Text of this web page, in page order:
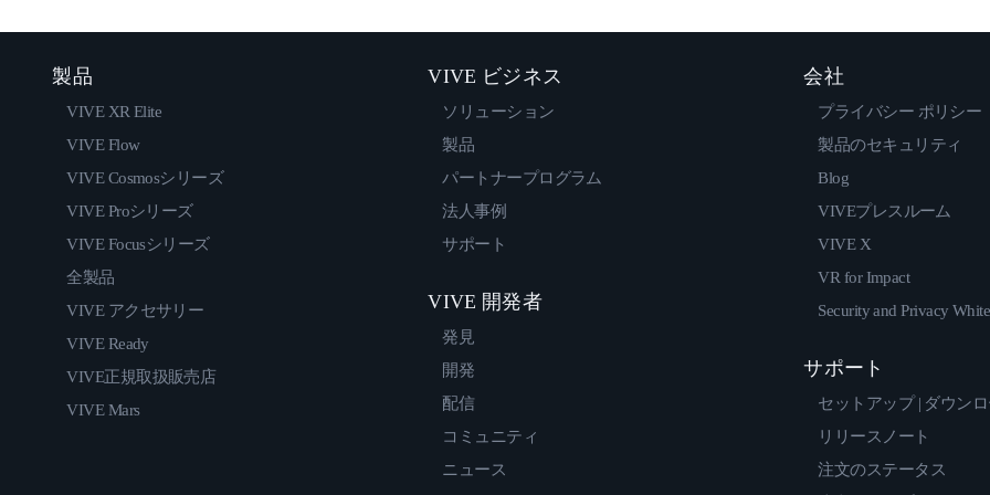
製品
VIVE XR Elite
VIVE Flow
VIVE Cosmosシリーズ
VIVE Proシリーズ
VIVE Focusシリーズ
全製品
VIVE アクセサリー
VIVE Ready
VIVE正規取扱販売店
VIVE Mars
VIVE ビジネス
ソリューション
製品
パートナープログラム
法人事例
サポート
VIVE 開発者
発見
開発
配信
コミュニティ
ニュース
会社
プライバシー ポリシー
製品のセキュリティ
Blog
VIVEプレスルーム
VIVE X
VR for Impact
Security and Privacy
サポート
セットアップ | ダウン
リリースノート
注文のステータス